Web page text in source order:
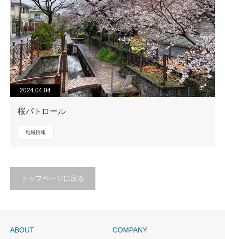
2024.04.04
桜パトロール
地域情報
トップページに戻る
ABOUT COMPANY